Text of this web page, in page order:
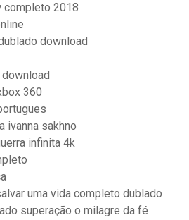
completo 2018
download
360
ivanna sakhno
infinita 4k
uma vida completo dublado
superação o milagre da fé